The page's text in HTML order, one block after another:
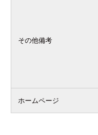
その他備考
ホームページ